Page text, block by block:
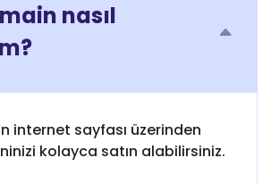
nasıl
internet sayfası üzerinden
kolayca satın alabilirsiniz.